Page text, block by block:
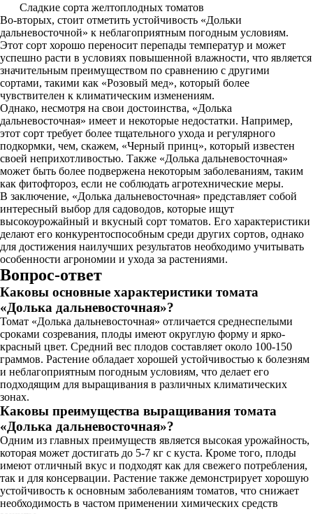
Сладкие сорта желтоплодных томатов
Во-вторых, стоит отметить устойчивость «Дольки
дальневосточной» к неблагоприятным погодным условиям.
Этот сорт хорошо переносит перепады температур и может
успешно расти в условиях повышенной влажности, что является
значительным преимуществом по сравнению с другими
сортами, такими как «Розовый мед», который более
чувствителен к климатическим изменениям.
Однако, несмотря на свои достоинства, «Долька
дальневосточная» имеет и некоторые недостатки. Например,
этот сорт требует более тщательного ухода и регулярного
подкормки, чем, скажем, «Черный принц», который известен
своей неприхотливостью. Также «Долька дальневосточная»
может быть более подвержена некоторым заболеваниям, таким
как фитофтороз, если не соблюдать агротехнические меры.
В заключение, «Долька дальневосточная» представляет собой
интересный выбор для садоводов, которые ищут
высокоурожайный и вкусный сорт томатов. Его характеристики
делают его конкурентоспособным среди других сортов, однако
для достижения наилучших результатов необходимо учитывать
особенности агрономии и ухода за растениями.
Вопрос-ответ
Каковы основные характеристики томата
«Долька дальневосточная»?
Томат «Долька дальневосточная» отличается среднеспелыми
сроками созревания, плоды имеют округлую форму и ярко-
красный цвет. Средний вес плодов составляет около 100-150
граммов. Растение обладает хорошей устойчивостью к болезням
и неблагоприятным погодным условиям, что делает его
подходящим для выращивания в различных климатических
зонах.
Каковы преимущества выращивания томата
«Долька дальневосточная»?
Одним из главных преимуществ является высокая урожайность,
которая может достигать до 5-7 кг с куста. Кроме того, плоды
имеют отличный вкус и подходят как для свежего потребления,
так и для консервации. Растение также демонстрирует хорошую
устойчивость к основным заболеваниям томатов, что снижает
необходимость в частом применении химических средств